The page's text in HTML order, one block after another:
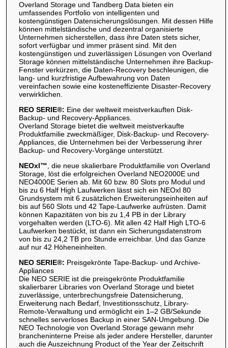
Overland Storage und Tandberg Data bieten ein
umfassendes Portfolio von intelligenten und
kostengünstigen Datensicherungslösungen. Mit dessen Hilfe
können mittelständische und dezentral organisierte
Unternehmen sicherstellen, dass ihre Daten stets sicher,
sofort verfügbar und immer präsent sind. Mit den
kostengünstigen und zuverlässigen Lösungen von Overland
Storage können mittelständische Unternehmen ihre Backup-
Fenster verkürzen, die Daten-Recovery beschleunigen, die
lang- und kurzfristige Aufbewahrung von Daten
vereinfachen sowie eine kosteneffiziente Disaster-Recovery
verwirklichen.
REO SERIE®: Eine der weltweit meistverkauften Disk-
Backup- und Recovery-Appliances.
Overland Storage bietet die weltweit meistverkaufte
Produktfamilie zweckmäßiger, Disk-Backup- und Recovery-
Appliances, die Unternehmen bei der Verbesserung ihrer
Backup- und Recovery-Vorgänge unterstützt.
NEOxl™ , die neue skalierbare Produktfamilie von Overland
Storage, löst die erfolgreichen Overland NEO2000E und
NEO4000E Serien ab. Mit 60 bzw. 80 Slots pro Modul und
bis zu 6 Half High Laufwerken lässt sich ein NEOxl 80
Grundsystem mit 6 zusätzlichen Erweiterungseinheiten auf
bis auf 560 Slots und 42 Tape-Laufwerke aufrüsten. Damit
können Kapazitäten von bis zu 1,4 PB in der Library
vorgehalten werden (LTO-6). Mit allen 42 Half High LTO-6
Laufwerken bestückt, ist dann ein Sicherungsdatenstrom
von bis zu 24,2 TB pro Stunde erreichbar. Und das Ganze
auf nur 42 Höheneinheiten.
NEO SERIE®: Preisgekrönte Tape-Backup- und Archive-
Appliances
Die NEO SERIE ist die preisgekrönte Produktfamilie
skalierbarer Libraries von Overland Storage und bietet
zuverlässige, unterbrechungsfreie Datensicherung,
Erweiterung nach Bedarf, Investitionsschutz, Library-
Remote-Verwaltung und ermöglicht ein 1–2 GB/Sekunde
schnelles serverloses Backup in einer SAN-Umgebung. Die
NEO Technologie von Overland Storage gewann mehr
brancheninterne Preise als jeder andere Hersteller, darunter
auch die Auszeichnung Product of the Year der Zeitschrift